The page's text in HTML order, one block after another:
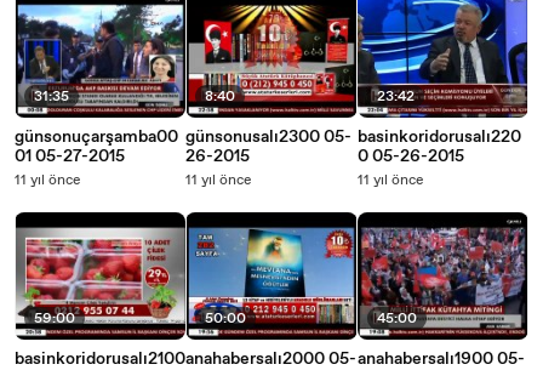
31:35
günsonuçarşamba00
01 05-27-2015
11 yıl önce
59:00
basinkoridorusalı2100
8:40
günsonusalı2300 05-
26-2015
11 yıl önce
50:00
anahabersalı2000 05-
23:42
basinkoridorusalı220
0 05-26-2015
11 yıl önce
45:00
anahabersalı1900 05-